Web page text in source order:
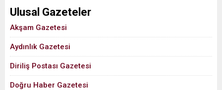
Ulusal Gazeteler
Akşam Gazetesi
Aydınlık Gazetesi
Diriliş Postası Gazetesi
Doğru Haber Gazetesi